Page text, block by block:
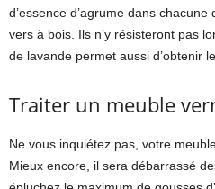
d’essence d’agrume dans
vers à bois. Ils n’y résisteront pas
de lavande permet aussi d’obtenir
Traiter un meuble
Ne vous inquiétez pas, votre
Mieux encore, il sera débarrassé